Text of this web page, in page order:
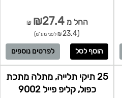
החל מ₪27.4
₪
(23.4 ₪ לפני מע"מ)
לפרטים נוספים
25 תיקי תלייה, מתלה מתכת
כפול, קליפ פייל 9002